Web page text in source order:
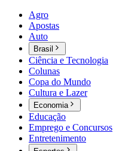
Agro
Apostas
Auto
Brasil
Ciência e Tecnologia
Colunas
Copa do Mundo
Cultura e Lazer
Economia
Educação
Emprego e Concursos
Entretenimento